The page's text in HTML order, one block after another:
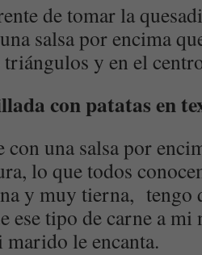
de tomar la
salsa por encima
triángulos y en el
con patatas en
con una salsa por
lo que todos
y muy tierna, tengo
ese tipo de carne a mi
marido le encanta.